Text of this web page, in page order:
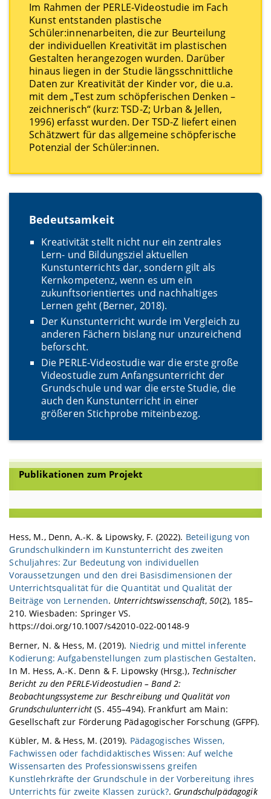
Im Rahmen der PERLE-Videostudie im Fach
Kunst entstanden plastische
Schüler:innenarbeiten, die zur Beurteilung
der individuellen Kreativität im plastischen
Gestalten herangezogen wurden. Darüber
hinaus liegen in der Studie längsschnittliche
Daten zur Kreativität der Kinder vor, die u.a.
mit dem „Test zum schöpferischen Denken –
zeichnerisch“ (kurz: TSD-Z; Urban & Jellen,
1996) erfasst wurden. Der TSD-Z liefert einen
Schätzwert für das allgemeine schöpferische
Potenzial der Schüler:innen.
Bedeutsamkeit
Kreativität stellt nicht nur ein zentrales
Lern- und Bildungsziel aktuellen
Kunstunterrichts dar, sondern gilt als
Kernkompetenz, wenn es um ein
zukunftsorientiertes und nachhaltiges
Lernen geht (Berner, 2018).
Der Kunstunterricht wurde im Vergleich zu
anderen Fächern bislang nur unzureichend
beforscht.
Die PERLE-Videostudie war die erste große
Videostudie zum Anfangsunterricht der
Grundschule und war die erste Studie, die
auch den Kunstunterricht in einer
größeren Stichprobe miteinbezog.
Publikationen zum Projekt
Hess, M., Denn, A.-K. & Lipowsky, F. (2022). Beteiligung von
Grundschulkindern im Kunstunterricht des zweiten
Schuljahres: Zur Bedeutung von individuellen
Voraussetzungen und den drei Basisdimensionen der
Unterrichtsqualität für die Quantität und Qualität der
Beiträge von Lernenden. Unterrichtswissenschaft,50(2), 185–
210. Wiesbaden: Springer VS.
https://doi.org/10.1007/s42010-022-00148-9
Berner, N. & Hess, M. (2019). Niedrig und mittel inferente
Kodierung: Aufgabenstellungen zum plastischen Gestalten.
In M. Hess, A.-K. Denn & F. Lipowsky (Hrsg.), Technischer
Bericht zu den PERLE-Videostudien – Band 2:
Beobachtungssysteme zur Beschreibung und Qualität von
Grundschulunterricht (S. 455–494). Frankfurt am Main:
Gesellschaft zur Förderung Pädagogischer Forschung (GFPF).
Kübler, M. & Hess, M. (2019). Pädagogisches Wissen,
Fachwissen oder fachdidaktisches Wissen: Auf welche
Wissensarten des Professionswissens greifen
Kunstlehrkräfte der Grundschule in der Vorbereitung ihres
Unterrichts für zweite Klassen zurück?. Grundschulpädagogik